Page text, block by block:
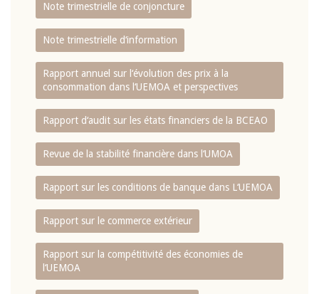
Note trimestrielle de conjoncture
Note trimestrielle d‘information
Rapport annuel sur l‘évolution des prix à la
consommation dans l‘UEMOA et perspectives
Rapport d‘audit sur les états financiers de la BCEAO
Revue de la stabilité financière dans l‘UMOA
Rapport sur les conditions de banque dans L‘UEMOA
Rapport sur le commerce extérieur
Rapport sur la compétitivité des économies de
l‘UEMOA